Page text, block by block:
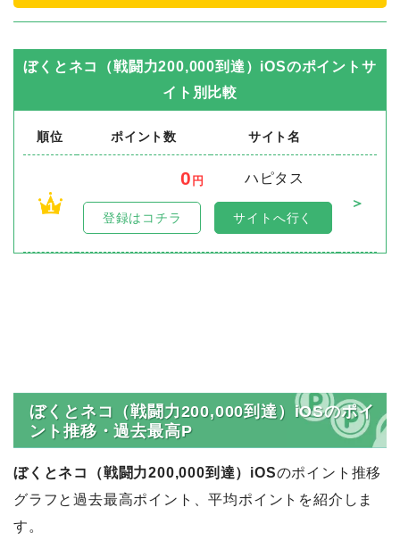
ぼくとネコ（戦闘力200,000到達）iOSのポイントサ
イト別比較
順位 ポイント数 サイト名
1
0 円
ハピタス
＞
登録はコチラ サイトへ行く
ぼくとネコ（戦闘力200,000到達）iOSのポイ
ント推移・過去最高P
ぼくとネコ（戦闘力200,000到達）iOSのポイント推移
グラフと過去最高ポイント、平均ポイントを紹介しま
す。